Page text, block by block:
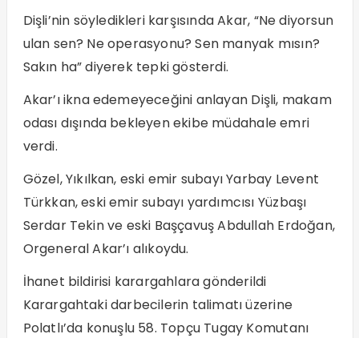
Dişli’nin söyledikleri karşısında Akar, “Ne diyorsun
ulan sen? Ne operasyonu? Sen manyak mısın?
Sakın ha” diyerek tepki gösterdi.
Akar’ı ikna edemeyeceğini anlayan Dişli, makam
odası dışında bekleyen ekibe müdahale emri
verdi.
Gözel, Yıkılkan, eski emir subayı Yarbay Levent
Türkkan, eski emir subayı yardımcısı Yüzbaşı
Serdar Tekin ve eski Başçavuş Abdullah Erdoğan,
Orgeneral Akar’ı alıkoydu.
İhanet bildirisi karargahlara gönderildi
Karargahtaki darbecilerin talimatı üzerine
Polatlı’da konuşlu 58. Topçu Tugay Komutanı